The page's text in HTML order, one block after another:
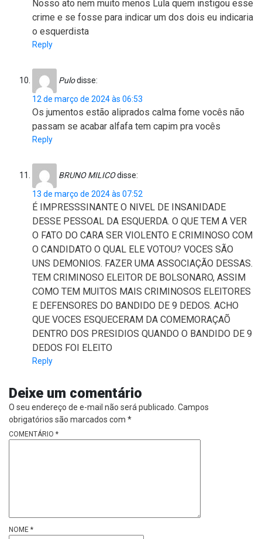
Nosso ato nem muito menos Lula quem instigou esse
crime e se fosse para indicar um dos dois eu indicaria
o esquerdista
Reply
Pulodisse:
12 de março de 2024 às 06:53
Os jumentos estão aliprados calma fome vocês não
passam se acabar alfafa tem capim pra vocês
Reply
BRUNO MILICOdisse:
13 de março de 2024 às 07:52
É IMPRESSSINANTE O NIVEL DE INSANIDADE
DESSE PESSOAL DA ESQUERDA. O QUE TEM A VER
O FATO DO CARA SER VIOLENTO E CRIMINOSO COM
O CANDIDATO O QUAL ELE VOTOU? VOCES SÃO
UNS DEMONIOS. FAZER UMA ASSOCIAÇÃO DESSAS.
TEM CRIMINOSO ELEITOR DE BOLSONARO, ASSIM
COMO TEM MUITOS MAIS CRIMINOSOS ELEITORES
E DEFENSORES DO BANDIDO DE 9 DEDOS. ACHO
QUE VOCES ESQUECERAM DA COMEMORAÇAÕ
DENTRO DOS PRESIDIOS QUANDO O BANDIDO DE 9
DEDOS FOI ELEITO
Reply
Deixe um comentário
O seu endereço de e-mail não será publicado. Campos
obrigatórios são marcados com *
COMENTÁRIO *
NOME *